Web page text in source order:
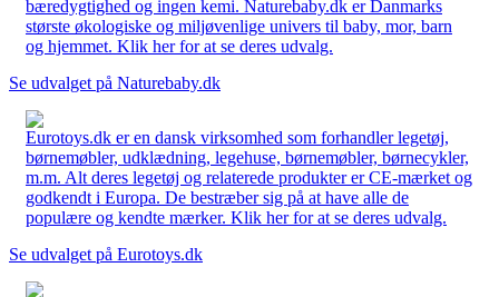
bæredygtighed og ingen kemi. Naturebaby.dk er Danmarks
største økologiske og miljøvenlige univers til baby, mor, barn
og hjemmet. Klik her for at se deres udvalg.
Se udvalget på Naturebaby.dk
Eurotoys.dk er en dansk virksomhed som forhandler legetøj,
børnemøbler, udklædning, legehuse, børnemøbler, børnecykler,
m.m. Alt deres legetøj og relaterede produkter er CE-mærket og
godkendt i Europa. De bestræber sig på at have alle de
populære og kendte mærker. Klik her for at se deres udvalg.
Se udvalget på Eurotoys.dk